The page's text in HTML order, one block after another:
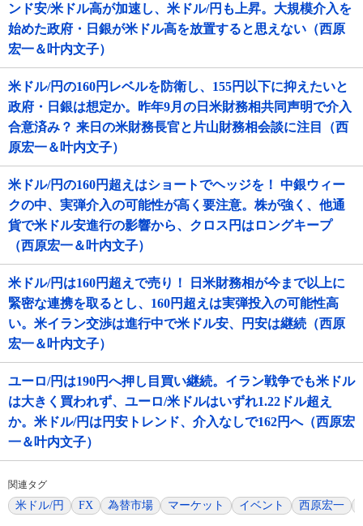
ンド安/米ドル高が加速し、米ドル/円も上昇。大規模介入を
始めた政府・日銀が米ドル高を放置すると思えない（西原
宏一＆叶内文子）
米ドル/円の160円レベルを防衛し、155円以下に抑えたいと
政府・日銀は想定か。昨年9月の日米財務相共同声明で介入
合意済み？ 来日の米財務長官と片山財務相会談に注目（西
原宏一＆叶内文子）
米ドル/円の160円超えはショートでヘッジを！ 中銀ウィー
クの中、実弾介入の可能性が高く要注意。株が強く、他通
貨で米ドル安進行の影響から、クロス円はロングキープ
（西原宏一＆叶内文子）
米ドル/円は160円超えで売り！ 日米財務相が今まで以上に
緊密な連携を取るとし、160円超えは実弾投入の可能性高
い。米イラン交渉は進行中で米ドル安、円安は継続（西原
宏一＆叶内文子）
ユーロ/円は190円へ押し目買い継続。イラン戦争でも米ドル
は大きく買われず、ユーロ/米ドルはいずれ1.22ドル超え
か。米ドル/円は円安トレンド、介入なしで162円へ（西原宏
一＆叶内文子）
関連タグ
米ドル/円 FX 為替市場 マーケット イベント 西原宏一